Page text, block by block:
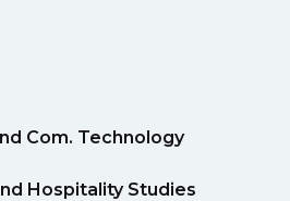
Com. Technology
Hospitality Studies